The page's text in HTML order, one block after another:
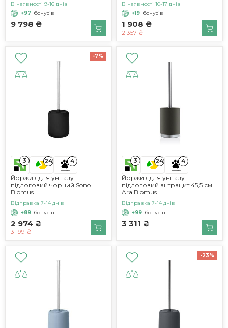
для унітазу з тримачем для
ванної кімнати та гостьового
туалету, видання 11
одномісне
9 798 ₴
В наявності 9-16 днів
+97 бонусів
1 908 ₴
2 357 ₴
В наявності 10-17 днів
+19 бонусів
3 24 4
Йоржик для унітазу
підлоговий чорний Sono
Blomus
-7%
2 974 ₴
3 199 ₴
Відправка 7-14 днів
+89 бонусів
3 24 4
Йоржик для унітазу
підлоговий антрацит 45,5 см
Ara Blomus
3 311 ₴
Відправка 7-14 днів
+99 бонусів
-23%